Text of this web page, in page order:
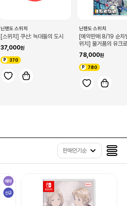
닌텐도 스위치
[스위치] 쿠산: 늑대들의 도시
37,000
370
닌텐도 스위치
[예약판매 8/19 순차
위치] 물거품의 유크
78,000
780
판매인기순
예약
신규